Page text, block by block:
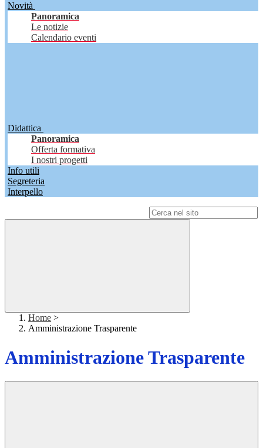
Novità
Panoramica
Le notizie
Calendario eventi
Didattica
Panoramica
Offerta formativa
I nostri progetti
Info utili
Segreteria
Interpello
Home >
Amministrazione Trasparente
Amministrazione Trasparente